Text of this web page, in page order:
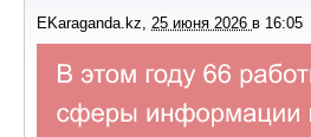
EKaraganda.kz 25 июня 2026 в 16:05